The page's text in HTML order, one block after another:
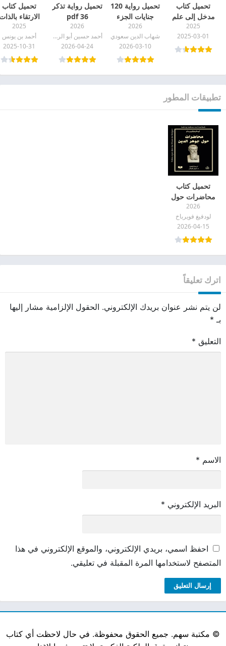
تحميل كتاب
مدخل إلى علم
النفس pdf
2025
2025-03-01
تحميل رواية 120
جنايات الجزء
الثاني (الأرشيف
الغامض) pdf
2026
شهاب الدين سعودي
2026-03-10
تحميل رواية تذكر
36 pdf
2026
أحمد حسين أبو الرجال
2026-04-24
تحميل كتاب
الارتقاء
pdf
2025
أحمد بن يونس
2025-10-31
تطبيقات المطور
تحميل كتاب
محاضرات حول
جوهر الدين pdf
2026
لودفيغ فويرباخ
2026-04-15
اترك تعليقاً
لن يتم نشر عنوان بريدك الإلكتروني. الحقول الإلزامية مشار إليها
بـ *
التعليق *
الاسم *
البريد الإلكتروني *
احفظ اسمي، بريدي الإلكتروني، والموقع الإلكتروني في هذا
المتصفح لاستخدامها المرة المقبلة في تعليقي.
© مكتبة سهم. جميع الحقوق محفوظة. في حال لاحظت أي كتاب